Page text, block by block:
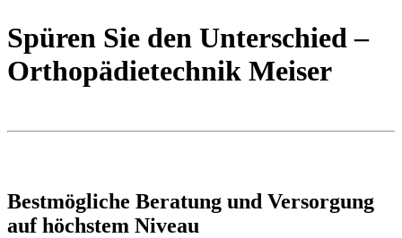
Spüren Sie den Unterschied –
Orthopädietechnik Meiser
Bestmögliche Beratung und Versorgung
auf höchstem Niveau